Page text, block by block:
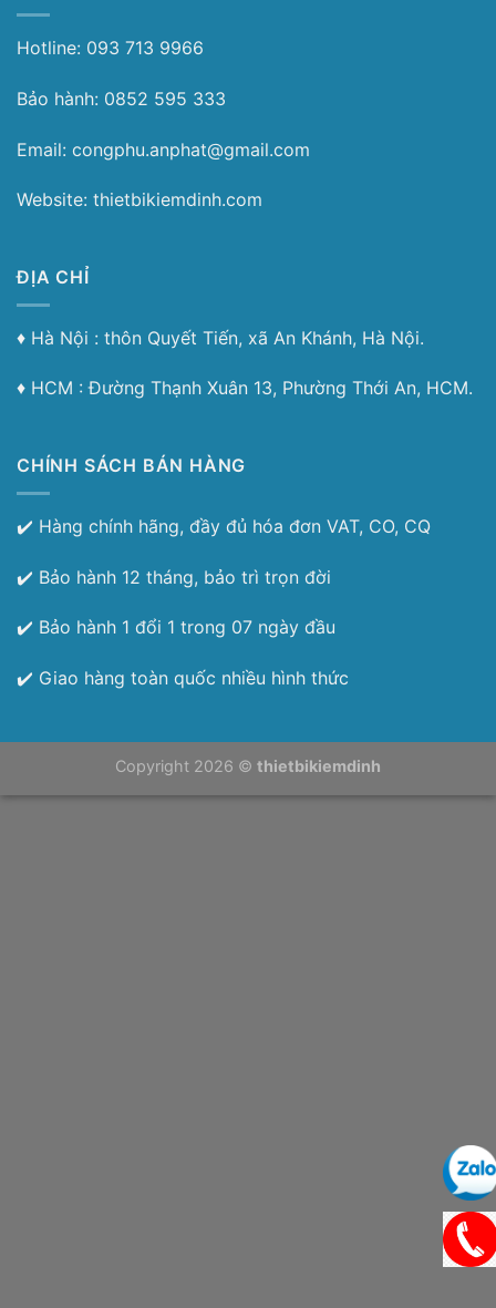
Hotline: 093 713 9966
Bảo hành: 0852 595 333
Email: congphu.anphat@gmail.com
Website: thietbikiemdinh.com
ĐỊA CHỈ
♦︎ Hà Nội : thôn Quyết Tiến, xã An Khánh, Hà Nội.
♦︎ HCM : Đường Thạnh Xuân 13, Phường Thới An, HCM.
CHÍNH SÁCH BÁN HÀNG
✔️ Hàng chính hãng, đầy đủ hóa đơn VAT, CO, CQ
✔️ Bảo hành 12 tháng, bảo trì trọn đời
✔️ Bảo hành 1 đổi 1 trong 07 ngày đầu
✔️ Giao hàng toàn quốc nhiều hình thức
Copyright 2026 © thietbikiemdinh